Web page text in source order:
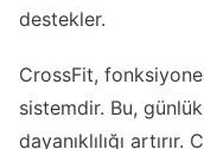
destekler.
CrossFit,
sistemdir. Bu,
dayanıklılığı